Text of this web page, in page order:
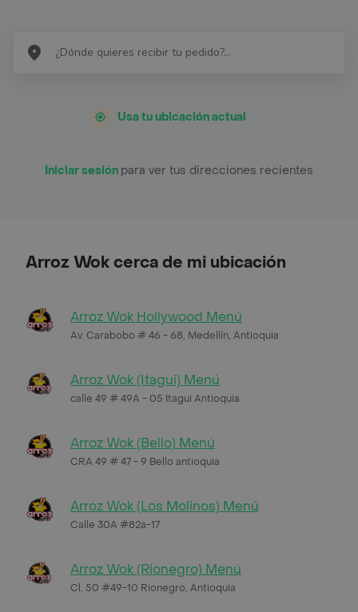
Usa tu ubicación actual
Iniciar sesión para ver tus direcciones recientes
Arroz Wok cerca de mi ubicación
Arroz Wok Hollywood Menú
Av. Carabobo # 46 - 68, Medellín, Antioquia
Arroz Wok (Itagui) Menú
calle 49 # 49A - 05 Itagui Antioquia
Arroz Wok (Bello) Menú
CRA 49 # 47 - 9 Bello antioquia
Arroz Wok (Los Molinos) Menú
Calle 30A #82a-17
Arroz Wok (Rionegro) Menú
Cl. 50 #49-10 Rionegro, Antioquia